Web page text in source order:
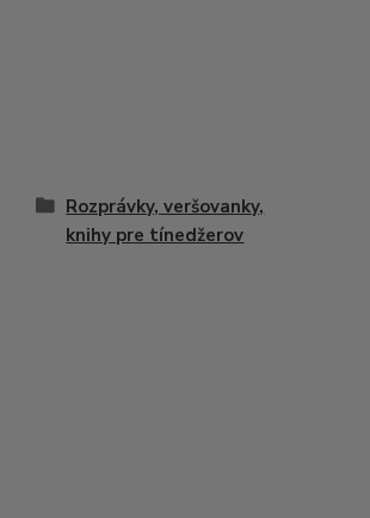
Rozprávky, veršovanky,
knihy pre tínedžerov